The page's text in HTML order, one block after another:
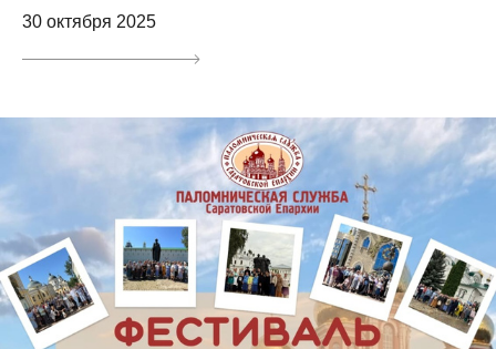
30 октября 2025